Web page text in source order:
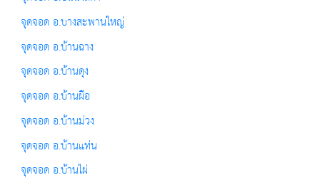
จุดจอด อ.บางสะพานใหญ่
จุดจอด อ.บ้านฉาง
จุดจอด อ.บ้านดุง
จุดจอด อ.บ้านผือ
จุดจอด อ.บ้านม่วง
จุดจอด อ.บ้านแท่น
จุดจอด อ.บ้านไผ่